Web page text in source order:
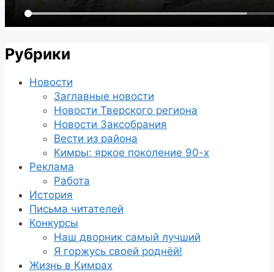
Рубрики
Новости
Заглавные новости
Новости Тверского региона
Новости Заксобрания
Вести из района
Кимры: яркое поколение 90-х
Реклама
Работа
История
Письма читателей
Конкурсы
Наш дворник самый лучший
Я горжусь своей роднёй!
Жизнь в Кимрах